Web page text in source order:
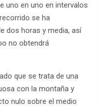
uno en uno en intervalos
se ha
dos horas y media, así
no obtendrá
que se trata de una
con la montaña y
nulo sobre el medio